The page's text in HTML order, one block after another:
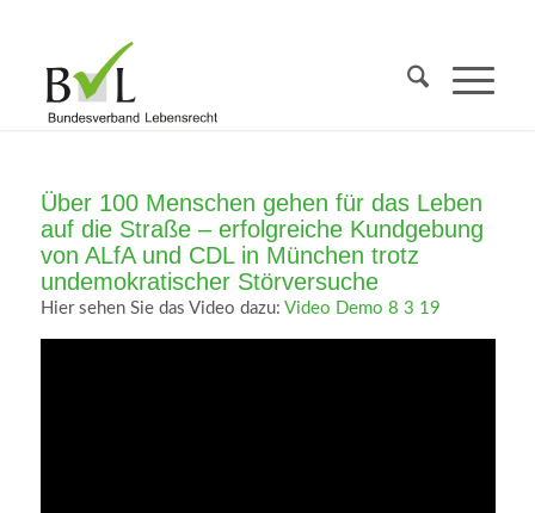
Über 100 Menschen gehen für das Leben
auf die Straße – erfolgreiche Kundgebung
von ALfA und CDL in München trotz
undemokratischer Störversuche
Hier sehen Sie das Video dazu: Video Demo 8 3 19